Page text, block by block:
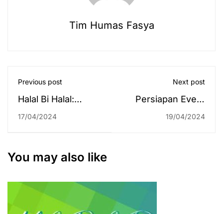
Tim Humas Fasya
Previous post
Halal Bi Halal:
Bukankah Balasan
Terbaik Juga
17/04/2024
Next post
Persiapan Event
Besar, Fakultas
19/04/2024
You may also like